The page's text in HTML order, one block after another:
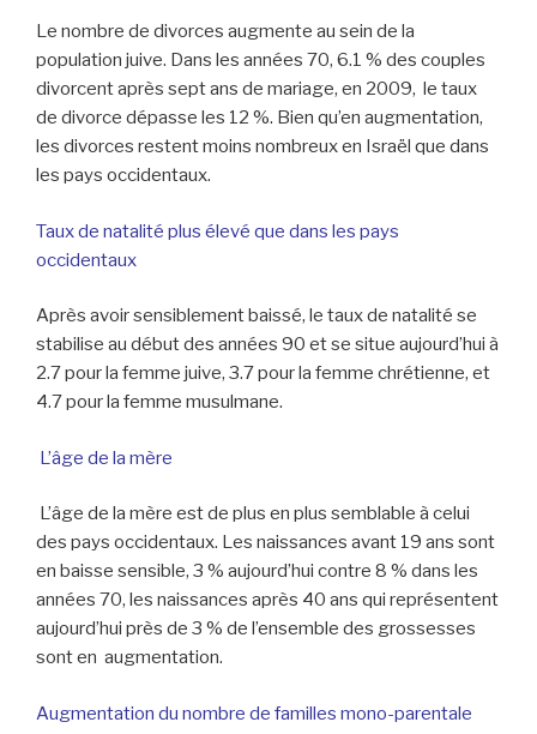
Le nombre de divorces augmente au sein de la
population juive. Dans les années 70, 6.1 % des couples
divorcent après sept ans de mariage, en 2009, le taux
de divorce dépasse les 12 %. Bien qu’en augmentation,
les divorces restent moins nombreux en Israël que dans
les pays occidentaux.
Taux de natalité plus élevé que dans les pays
occidentaux
Après avoir sensiblement baissé, le taux de natalité se
stabilise au début des années 90 et se situe aujourd’hui à
2.7 pour la femme juive, 3.7 pour la femme chrétienne, et
4.7 pour la femme musulmane.
L’âge de la mère
L’âge de la mère est de plus en plus semblable à celui
des pays occidentaux. Les naissances avant 19 ans sont
en baisse sensible, 3 % aujourd’hui contre 8 % dans les
années 70, les naissances après 40 ans qui représentent
aujourd’hui près de 3 % de l’ensemble des grossesses
sont en augmentation.
Augmentation du nombre de familles mono-parentale